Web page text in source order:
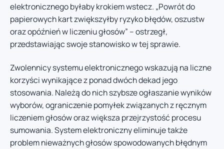
elektronicznego byłaby krokiem wstecz. „Powrót do
papierowych kart zwiększyłby ryzyko błędów, oszustw
oraz opóźnień w liczeniu głosów” – ostrzegł,
przedstawiając swoje stanowisko w tej sprawie.
Zwolennicy systemu elektronicznego wskazują na liczne
korzyści wynikające z ponad dwóch dekad jego
stosowania. Należą do nich szybsze ogłaszanie wyników
wyborów, ograniczenie pomyłek związanych z ręcznym
liczeniem głosów oraz większa przejrzystość procesu
sumowania. System elektroniczny eliminuje także
problem nieważnych głosów spowodowanych błędnym